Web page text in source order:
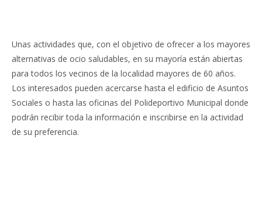
Unas actividades que, con el objetivo de ofrecer a los mayores
alternativas de ocio saludables, en su mayoría están abiertas
para todos los vecinos de la localidad mayores de 60 años.
Los interesados pueden acercarse hasta el edificio de Asuntos
Sociales o hasta las oficinas del Polideportivo Municipal donde
podrán recibir toda la información e inscribirse en la actividad
de su preferencia.